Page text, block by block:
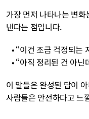
가장 먼저 나타나는 변
낸다는 점입니다.
• “이건 조금 걱정되
• “아직 정리된 건 아
이 말들은 완성된 답이
사람들은 안전하다고 느